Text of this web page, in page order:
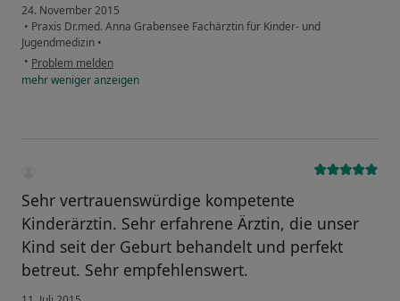
24. November 2015
• Praxis Dr.med. Anna Grabensee Fachärztin für Kinder- und
Jugendmedizin •
• Problem melden
mehrwenigeranzeigen
Sehr vertrauenswürdige kompetente
Kinderärztin. Sehr erfahrene Ärztin, die unser
Kind seit der Geburt behandelt und perfekt
betreut. Sehr empfehlenswert.